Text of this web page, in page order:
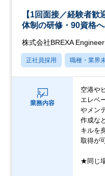
【1回面接／経験者
体制の研修・90資格
株式会社BREXA
正社員採用 職種・業界
業務内容
空港や
エレベ
やメン
作成な
キルを
取得が
★同じ